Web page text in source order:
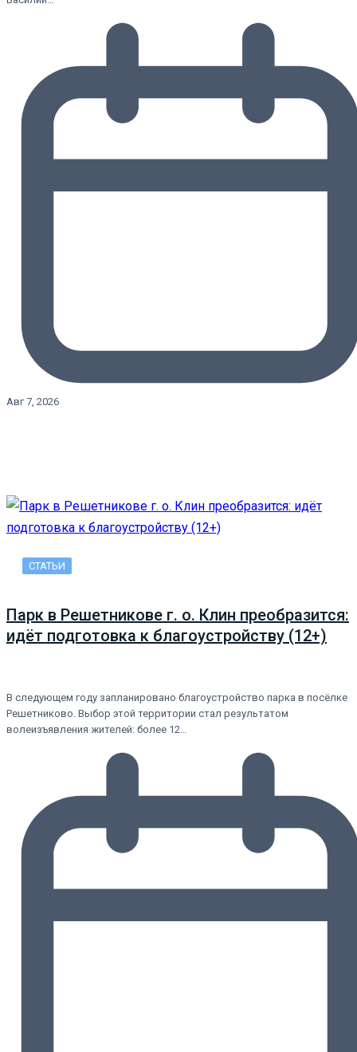
Авг 7, 2026
СТАТЬИ
Парк в Решетникове г. о. Клин преобразится:
идёт подготовка к благоустройству (12+)
В следующем году запланировано благоустройство парка в посёлке
Решетниково. Выбор этой территории стал результатом
волеизъявления жителей: более 12…